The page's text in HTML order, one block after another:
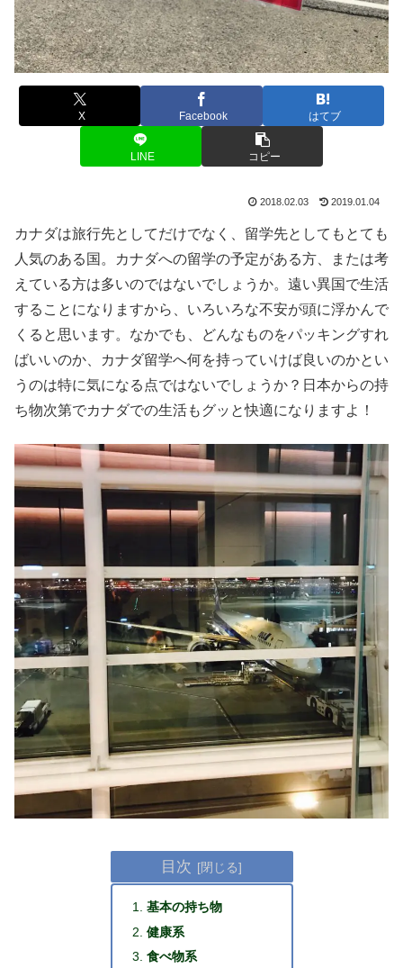
X Facebook はてブ
LINE コピー
2018.02.03 2019.01.04
カナダは旅行先としてだけでなく、留学先としてもとても
人気のある国。カナダへの留学の予定がある方、または考
えている方は多いのではないでしょうか。遠い異国で生活
することになりますから、いろいろな不安が頭に浮かんで
くると思います。なかでも、どんなものをパッキングすれ
ばいいのか、カナダ留学へ何を持っていけば良いのかとい
うのは特に気になる点ではないでしょうか？日本からの持
ち物次第でカナダでの生活もグッと快適になりますよ！
目次
基本の持ち物
健康系
食べ物系